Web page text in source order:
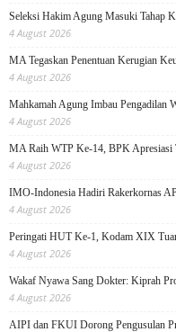
Seleksi Hakim Agung Masuki Tahap
4 August 2026
MA Tegaskan Penentuan Kerugian
4 August 2026
Mahkamah Agung Imbau Pengadilan
4 August 2026
MA Raih WTP Ke-14, BPK Apresiasi
4 August 2026
IMO-Indonesia Hadiri Rakerkornas
4 August 2026
Peringati HUT Ke-1, Kodam XIX
4 August 2026
Wakaf Nyawa Sang Dokter: Kiprah
4 August 2026
AIPI dan FKUI Dorong Pengusulan